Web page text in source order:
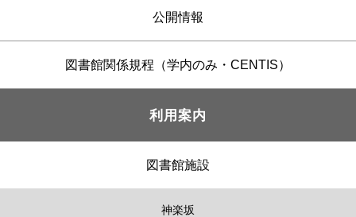
公開情報
図書館関係規程（学内のみ・CENTIS）
利用案内
図書館施設
神楽坂